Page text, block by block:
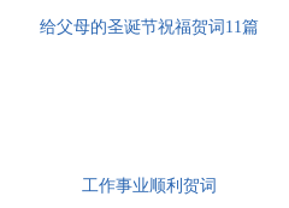
给父母的圣诞节祝福贺词11篇
工作事业顺利贺词